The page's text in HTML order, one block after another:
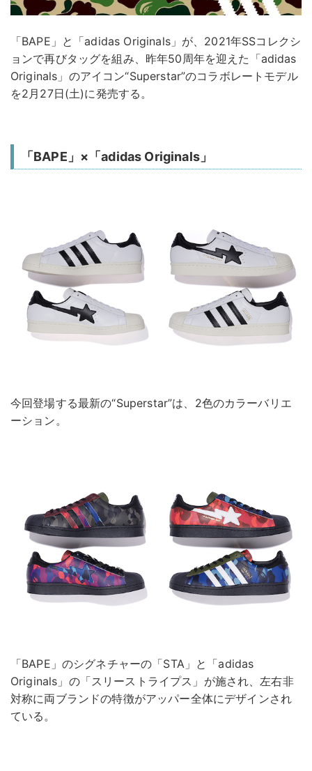
「BAPE」と「adidas Originals」が、2021年SSコレクシ
ョンで再びタッグを組み、昨年50周年を迎えた「adidas
Originals」のアイコン“Superstar”のコラボレートモデル
を2月27日(土)に発売する。
「BAPE」×「adidas Originals」
今回登場する最新の“Superstar”は、2色のカラーバリエ
ーション。
「BAPE」のシグネチャーの「STA」と「adidas
Originals」の「スリーストライプス」が施され、左右非
対称に両ブランドの特徴がアッパー全体にデザインされ
ている。